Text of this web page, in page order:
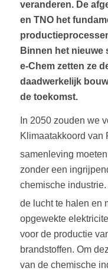
veranderen. De
en TNO het
Binnen het nieuwe
e-Chem zetten ze
daadwerkelijk
de toekomst.
In 2050 zouden we
Klimaatakkoord van
samenleving
zonder een
chemische
de lucht te halen en
opgewekte
voor de productie
brandstoffen. Om
van de chemische